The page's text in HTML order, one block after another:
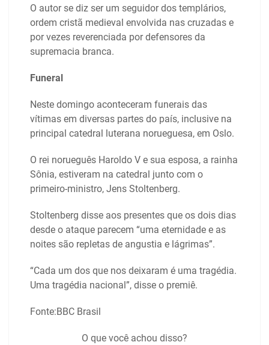
O autor se diz ser um seguidor dos templários,
ordem cristã medieval envolvida nas cruzadas e
por vezes reverenciada por defensores da
supremacia branca.
Funeral
Neste domingo aconteceram funerais das
vítimas em diversas partes do país, inclusive na
principal catedral luterana norueguesa, em Oslo.
O rei norueguês Haroldo V e sua esposa, a rainha
Sônia, estiveram na catedral junto com o
primeiro-ministro, Jens Stoltenberg.
Stoltenberg disse aos presentes que os dois dias
desde o ataque parecem “uma eternidade e as
noites são repletas de angustia e lágrimas”.
“Cada um dos que nos deixaram é uma tragédia.
Uma tragédia nacional”, disse o premiê.
Fonte:BBC Brasil
O que você achou disso?